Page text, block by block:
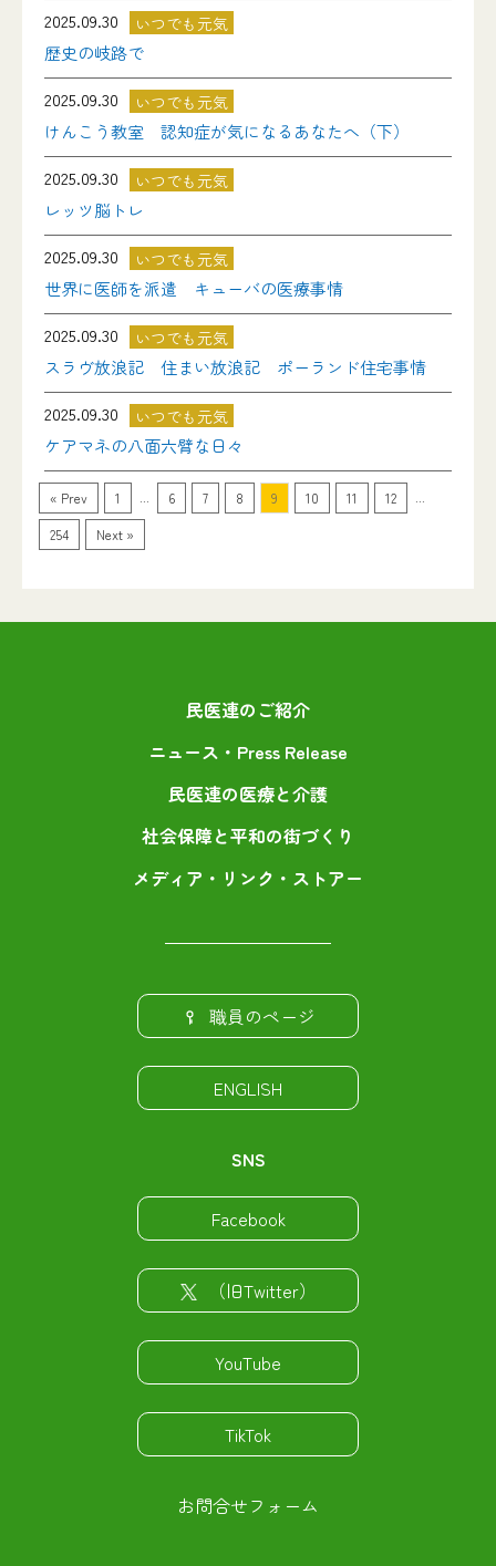
2025.09.30
いつでも元気
歴史の岐路で
2025.09.30
いつでも元気
けんこう教室 認知症が気になるあなたへ（下）
2025.09.30
いつでも元気
レッツ脳トレ
2025.09.30
いつでも元気
世界に医師を派遣 キューバの医療事情
2025.09.30
いつでも元気
スラヴ放浪記 住まい放浪記 ポーランド住宅事情
2025.09.30
いつでも元気
ケアマネの八面六臂な日々
« Prev 1 6 7 8 9 10 11 12
254
Next »
民医連のご紹介
ニュース・Press Release
民医連の医療と介護
社会保障と平和の街づくり
メディア・リンク・ストアー
職員のページ
ENGLISH
SNS
Facebook
（旧Twitter）
YouTube
TikTok
お問合せフォーム